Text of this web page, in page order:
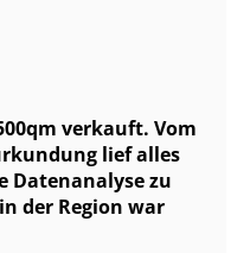
verkauft. Vom
lief alles
Datenanalyse zu
der Region war